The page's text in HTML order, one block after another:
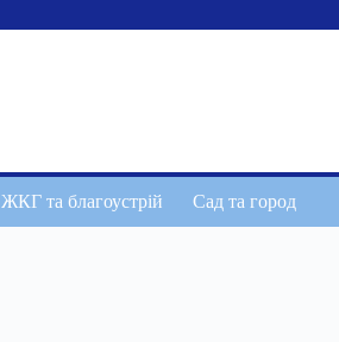
ЖКГ та благоустрій Сад та город